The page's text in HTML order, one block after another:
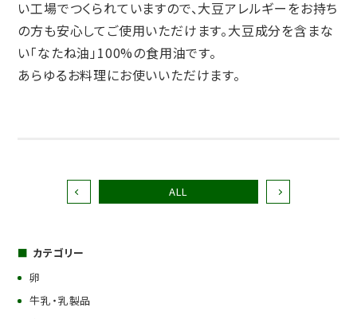
カテゴリー
卵
牛乳・乳製品
い工場でつくられていますので、大豆アレルギーをお持ち
の方も安心してご使用いただけます。大豆成分を含まな
い「なたね油」100%の食用油です。
あらゆるお料理にお使いいただけます。
ALL